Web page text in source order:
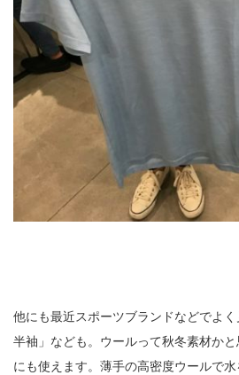
他にも最近スポーツブランドなどでよ
半袖」なども。ウールって秋冬素材か
にも使えます。薄手の高密度ウールで